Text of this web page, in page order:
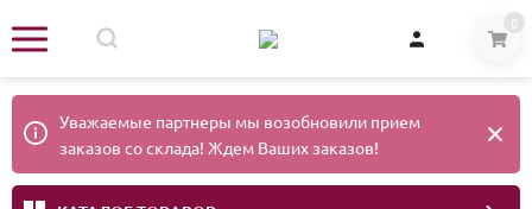
0
Уважаемые партнеры мы возобновили прием
заказов со склада! Ждем Ваших заказов!